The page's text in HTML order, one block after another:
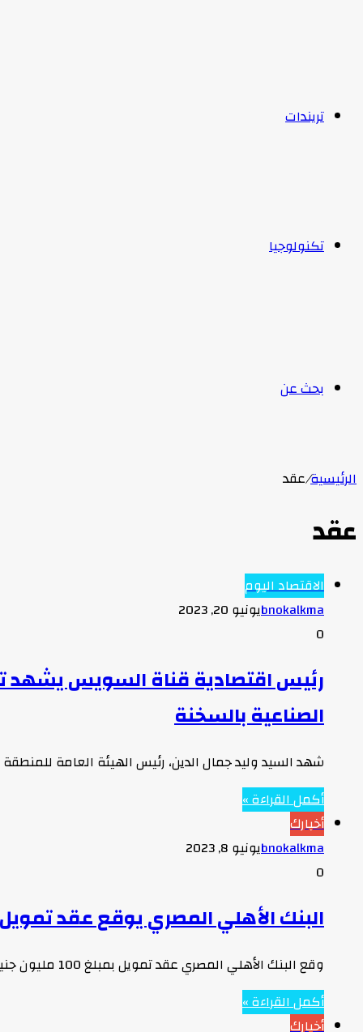
تريندات
تكنولوجيا
بحث عن
الرئيسية/عقد
عقد
الاقتصاد اليوم
bnokalkmaيونيو 20, 2023
0
رئيس اقتصادية قناة السويس
الصناعية بالسخنة
شهد السيد وليد جمال الدين، رئيس الهيئة العامة
أكمل القراءة »
أخبارك
bnokalkmaيونيو 8, 2023
0
البنك الأهلي المصري يوقع عقد
وقع البنك الأهلي المصري عقد تمويل بمبلغ 100 مليون جنيه مع شركة إرادة لتمويل المشروعات متناهية الصغر لتوفير التمويل اللازم…
أكمل القراءة »
أخبارك